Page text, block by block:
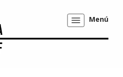
Mostrar/ocultar
navegación
Menú